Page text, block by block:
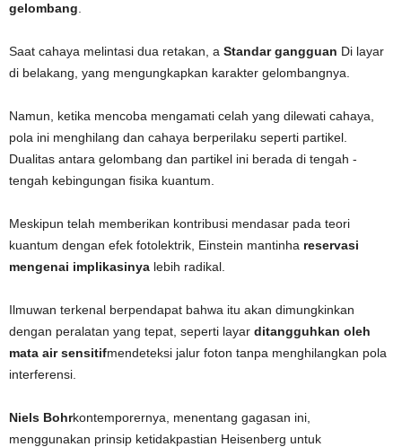
gelombang
Saat cahaya melintasi dua retakan, a Standar gangguan Di layar
di belakang, yang mengungkapkan karakter gelombangnya.
Namun, ketika mencoba mengamati celah yang dilewati cahaya,
pola ini menghilang dan cahaya berperilaku seperti partikel.
Dualitas antara gelombang dan partikel ini berada di tengah -
tengah kebingungan fisika kuantum.
Meskipun telah memberikan kontribusi mendasar pada teori
kuantum dengan efek fotolektrik, Einstein mantinha reservasi
mengenai implikasinya lebih radikal.
Ilmuwan terkenal berpendapat bahwa itu akan dimungkinkan
dengan peralatan yang tepat, seperti layar ditangguhkan oleh
mata air sensitifmendeteksi jalur foton tanpa menghilangkan pola
interferensi.
Niels Bohrkontemporernya, menentang gagasan ini,
menggunakan prinsip ketidakpastian Heisenberg untuk